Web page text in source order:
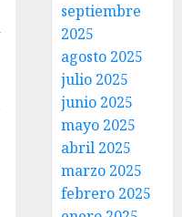
septiembre
2025
agosto 2025
julio 2025
junio 2025
mayo 2025
abril 2025
marzo 2025
febrero 2025